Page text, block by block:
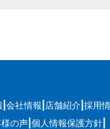
会社情報 店舗紹介 採用
の声 個人情報保護方針